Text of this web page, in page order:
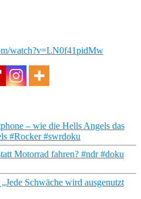
watch?v=LN0f41pidMw
– wie die Hells Angels das
#Rocker #swrdoku
Motorrad fahren? #ndr #doku
Schwäche wird ausgenutzt